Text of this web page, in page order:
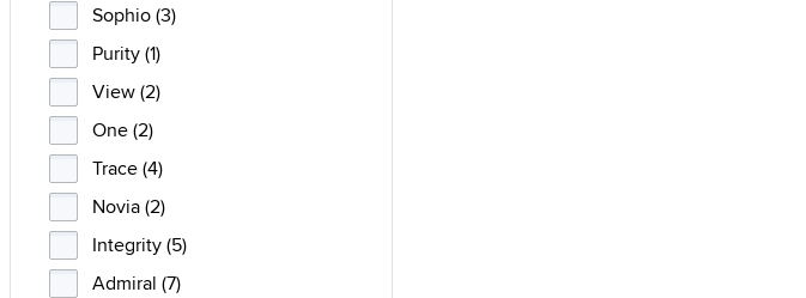
Sophio (3)
Purity (1)
View (2)
One (2)
Trace (4)
Novia (2)
Integrity (5)
Admiral (7)